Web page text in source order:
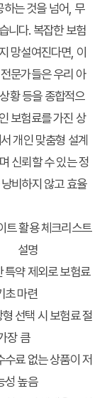
는 것을 넘어, 무
니다. 복잡한 보험
망설여진다면, 이
문가들은 우리 아
황 등을 종합적으
보험료를 가진 상
개인 맞춤형 설계
신뢰할 수 있는 정
비하지 않고 효율
트 활용 체크리스트
설명
특약 제외로 보험료
초 마련
선택 시 보험료 절
장 큼
수료 없는 상품이 저
성 높음